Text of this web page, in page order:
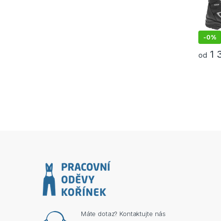
-0%
od 1
Máte dotaz? Kontaktujte nás